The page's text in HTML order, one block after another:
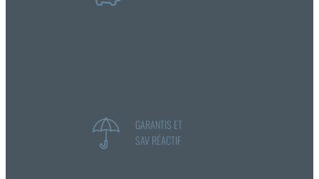
GARANTIS ET
SAV RÉACTIF